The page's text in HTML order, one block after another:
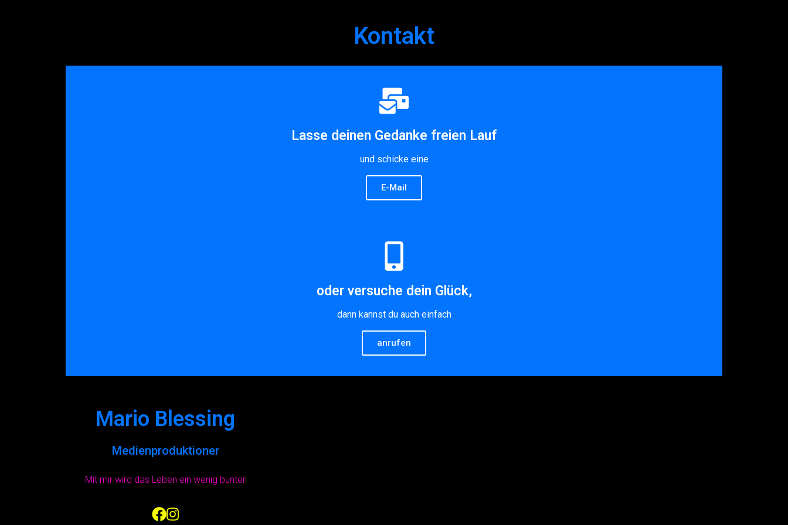
Kontakt
Lasse deinen Gedanke freien Lauf
und schicke eine
E-Mail
oder versuche dein Glück,
dann kannst du auch einfach
anrufen
Mario Blessing
Medienproduktioner
Mit mir wird das Leben ein wenig bunter